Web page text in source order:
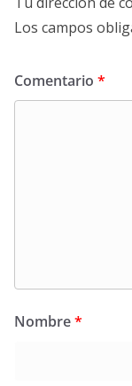
Los campos
Comentario *
Nombre*